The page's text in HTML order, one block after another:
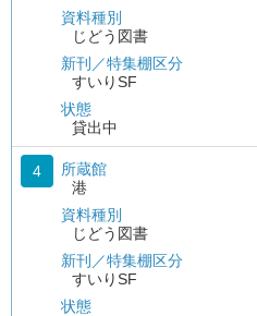
資料種別
じどう図書
新刊／特集棚区分
すいりSF
状態
貸出中
4
所蔵館
港
資料種別
じどう図書
新刊／特集棚区分
すいりSF
状態